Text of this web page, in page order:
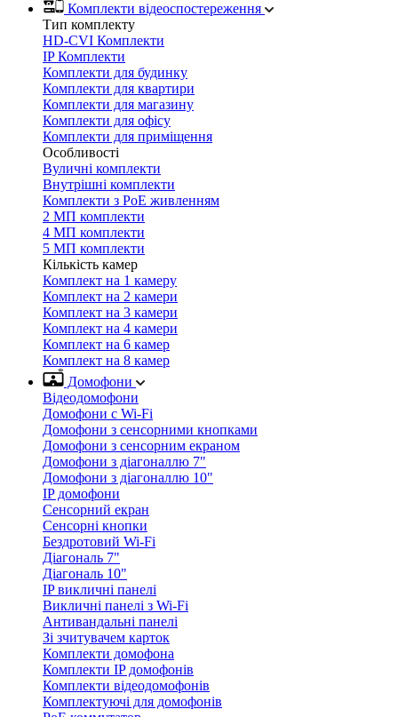
Комплекти відеоспостереження
Тип комплекту
HD-CVI Комплекти
IP Комплекти
Комплекти для будинку
Комплекти для квартири
Комплекти для магазину
Комплекти для офісу
Комплекти для приміщення
Особливості
Вуличні комплекти
Внутрішні комплекти
Комплекти з PoE живленням
2 МП комплекти
4 МП комплекти
5 МП комплекти
Кількість камер
Комплект на 1 камеру
Комплект на 2 камери
Комплект на 3 камери
Комплект на 4 камери
Комплект на 6 камер
Комплект на 8 камер
Домофони
Відеодомофони
Домофони с Wi-Fi
Домофони з сенсорними кнопками
Домофони з сенсорним екраном
Домофони з діагоналлю 7"
Домофони з діагоналлю 10"
IP домофони
Сенсорний екран
Сенсорні кнопки
Бездротовий Wi-Fi
Діагональ 7"
Діагональ 10"
IP викличні панелі
Викличні панелі з Wi-Fi
Антивандальні панелі
Зі зчитувачем карток
Комплекти домофона
Комплекти IP домофонів
Комплекти відеодомофонів
Комплектуючі для домофонів